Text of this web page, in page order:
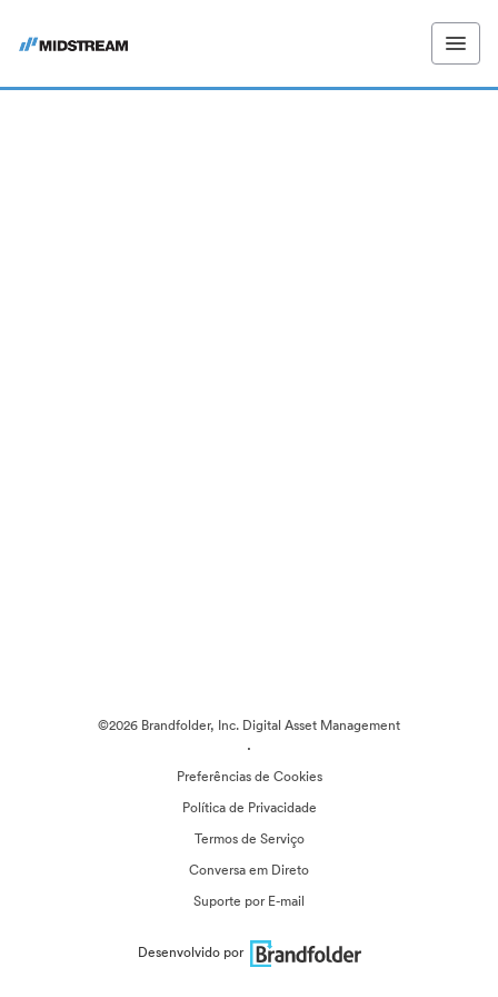
©2026 Brandfolder, Inc. Digital Asset Management
·
Preferências de Cookies
Política de Privacidade
Termos de Serviço
Conversa em Direto
Suporte por E-mail
Desenvolvido por